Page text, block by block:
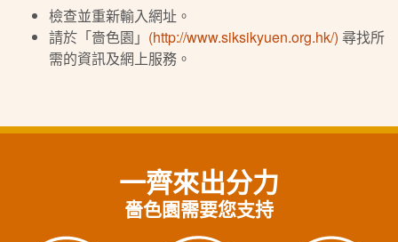
檢查並重新輸入網址。
請於「嗇色園」 (http://www.siksikyuen.org.hk/) 尋找所
需的資訊及網上服務。
一齊來出分力
嗇色園需要您支持